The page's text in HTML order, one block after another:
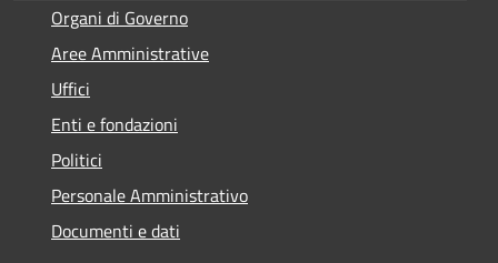
Organi di Governo
Aree Amministrative
Uffici
Enti e fondazioni
Politici
Personale Amministrativo
Documenti e dati